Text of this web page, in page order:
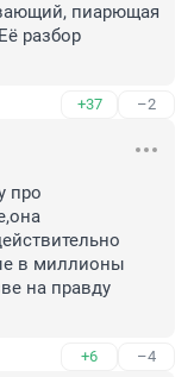
пиарющая
разбор
+37 –2
про
в миллионы
на правду
+6 –4